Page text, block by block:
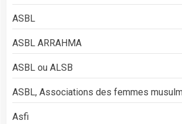
ASBL
ASBL ARRAHMA
ASBL ou ALSB
ASBL, Associations des femmes
Asfi